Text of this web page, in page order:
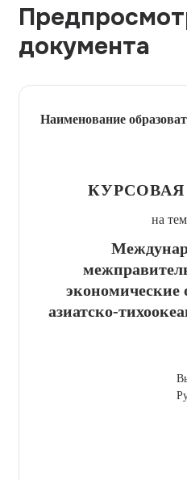
документа
Наименование
КУРСОВАЯ
на
экономические
азиатско-